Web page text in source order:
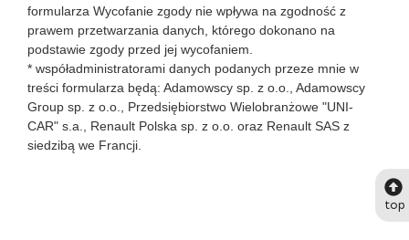
top
formularza Wycofanie zgody nie wpływa na zgodność z
prawem przetwarzania danych, którego dokonano na
podstawie zgody przed jej wycofaniem.
* współadministratorami danych podanych przeze mnie w
treści formularza będą: Adamowscy sp. z o.o., Adamowscy
Group sp. z o.o., Przedsiębiorstwo Wielobranżowe "UNI-
CAR" s.a., Renault Polska sp. z o.o. oraz Renault SAS z
siedzibą we Francji.